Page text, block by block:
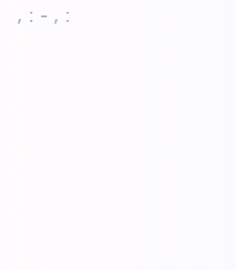
, : - , :